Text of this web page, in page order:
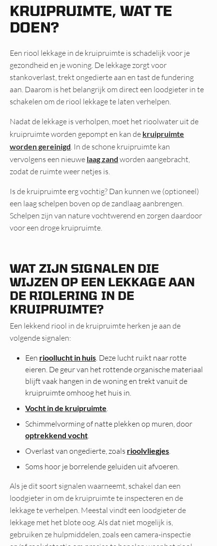
KRUIPRUIMTE, WAT TE
DOEN?
Een riool lekkage in de kruipruimte is schadelijk voor je
gezondheid en je woning. De lekkage zorgt voor
stankoverlast, trekt ongedierte aan en tast de fundering
aan. Daarom is het belangrijk om direct een loodgieter in te
schakelen om de riool lekkage te laten verhelpen.
Nadat de lekkage is verholpen, moet het rioolwater uit de
kruipruimte worden gepompt en kan de kruipruimte
worden gereinigd. In de schone kruipruimte kan
vervolgens een nieuwe laag zand worden aangebracht,
zodat de ruimte weer netjes is.
Is de kruipruimte erg vochtig? Dan kunnen we (optioneel)
een laag schelpen boven op de zandlaag aanbrengen.
Schelpen zijn van nature vochtwerend en zorgen daardoor
voor een droge kruipruimte.
WAT ZIJN SIGNALEN DIE
WIJZEN OP EEN LEKKAGE AAN
DE RIOLERING IN DE
KRUIPRUIMTE?
Een lekkend riool in de kruipruimte herken je aan de
volgende signalen:
Een rioollucht in huis. Deze lucht ruikt naar rotte
eieren. De geur van het rottende organische materiaal
blijft vaak hangen in de woning en trekt vanuit de
kruipruimte omhoog het huis in.
Vocht in de kruipruimte.
Schimmelvorming of natte plekken op muren, door
optrekkend vocht.
Overlast van ongedierte, zoals rioolvliegjes.
Soms hoor je borrelende geluiden uit afvoeren.
Als je dit soort signalen waarneemt, schakel dan een
loodgieter in om de kruipruimte te inspecteren en de
lekkage te verhelpen. Meestal vindt een loodgieter de
lekkage met het blote oog. Als dat niet mogelijk is,
gebruiken ze hulpmiddelen, zoals een camera-inspectie